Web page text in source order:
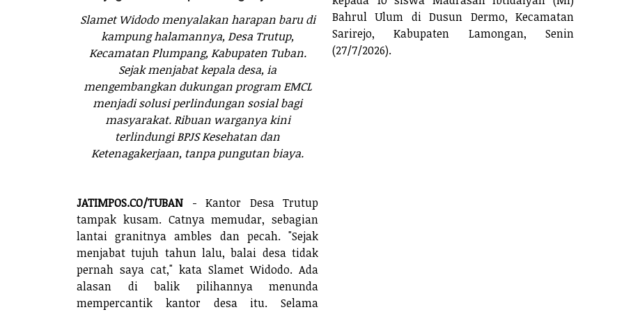
Slamet Widodo menyalakan harapan baru di
kampung halamannya, Desa Trutup,
Kecamatan Plumpang, Kabupaten Tuban.
Sejak menjabat kepala desa, ia
mengembangkan dukungan program EMCL
menjadi solusi perlindungan sosial bagi
masyarakat. Ribuan warganya kini
terlindungi BPJS Kesehatan dan
Ketenagakerjaan, tanpa pungutan biaya.
JATIMPOS.CO/TUBAN - Kantor Desa Trutup
tampak kusam. Catnya memudar, sebagian
lantai granitnya ambles dan pecah. "Sejak
menjabat tujuh tahun lalu, balai desa tidak
pernah saya cat," kata Slamet Widodo. Ada
alasan di balik pilihannya menunda
mempercantik kantor desa itu. Selama
Bahrul Ulum di Dusun Dermo, Kecamatan
Sarirejo, Kabupaten Lamongan, Senin
(27/7/2026).